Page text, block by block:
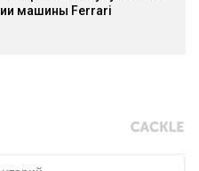
машины Ferrari